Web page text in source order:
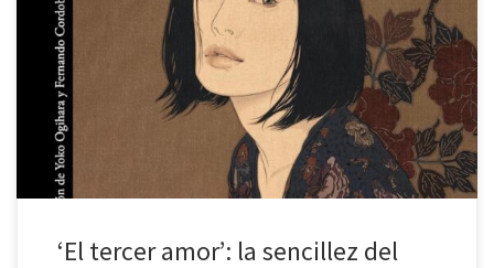
Alfaguara publica en español la última novela de Hiromi Kawakami
titulada El tercer amor. El “amor universal” se rige por una serie de
requisitos un tanto rígidos: monogamia, jerarquización del eros
por encima de otros afectos, sumisión de la mujer frente a la
actitud paternalista del hombre… Sin embargo, esto […]
‘El tercer amor’: la sencillez del